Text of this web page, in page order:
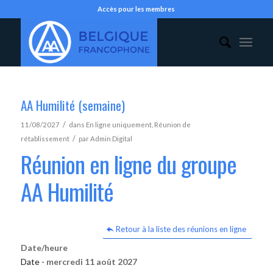
Accès pour les membres
AA Humilité (semaine)
11/08/2027 / dans En ligne uniquement, Réunion de
rétablissement / parAdmin Digital
Réunion en ligne du groupe
AA Humilité
Retour à la liste des réunions en ligne
Date/heure
Date - mercredi 11 août 2027